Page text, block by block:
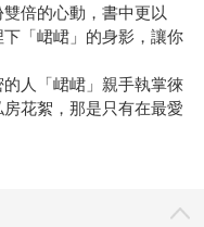
倍的心動，書中更以
下「峮峮」的身影，讓你
人「峮峮」親手執掌徠
花絮，那是只有在最愛